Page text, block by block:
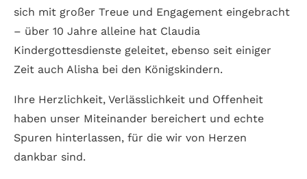
sich mit großer Treue und Engagement eingebracht
– über 10 Jahre alleine hat Claudia
Kindergottesdienste geleitet, ebenso seit einiger
Zeit auch Alisha bei den Königskindern.
Ihre Herzlichkeit, Verlässlichkeit und Offenheit
haben unser Miteinander bereichert und echte
Spuren hinterlassen, für die wir von Herzen
dankbar sind.